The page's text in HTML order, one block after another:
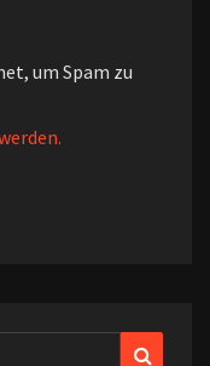
um Spam zu